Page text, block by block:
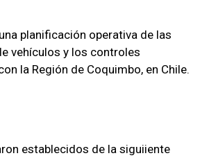
planificación operativa de las
vehículos y los controles
la Región de Coquimbo, en Chile.
establecidos de la siguiiente